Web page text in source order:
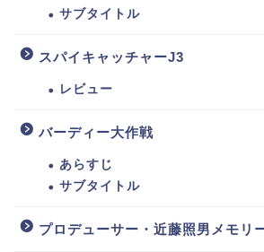
サブタイトル
スパイキャッチャーJ3
レビュー
バーディー大作戦
あらすじ
サブタイトル
プロデューサー・近藤照男メモリ